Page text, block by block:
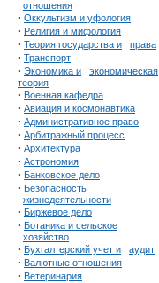
отношения
· Оккультизм и уфология
· Религия и мифология
· Теория государства и права
· Транспорт
· Экономика и
экономическая
теория
· Военная кафедра
· Авиация и космонавтика
· Административное право
· Арбитражный процесс
· Архитектура
· Астрономия
· Банковское дело
· Безопасность
жизнедеятельности
· Биржевое дело
· Ботаника и сельское
хозяйство
· Бухгалтерский учет и аудит
· Валютные отношения
· Ветеринария